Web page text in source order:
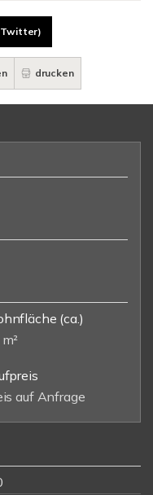
drucken
(ca.)
auf Anfrage